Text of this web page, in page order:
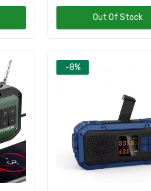
Out Of Stock
-8%